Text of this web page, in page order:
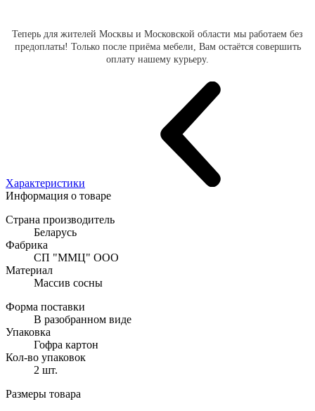
Теперь для жителей Москвы и Московской области мы работаем без
предоплаты! Только после приёма мебели, Вам остаётся совершить
оплату нашему курьеру.
Характеристики
Информация о товаре
Страна производитель
Беларусь
Фабрика
СП "ММЦ" ООО
Материал
Массив сосны
Форма поставки
В разобранном виде
Упаковка
Гофра картон
Кол-во упаковок
2 шт.
Размеры товара